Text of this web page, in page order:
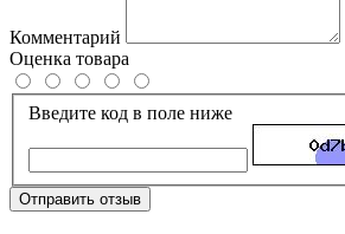
Комментарий
Оценка товара
Введите код в поле ниже
Отправить отзыв